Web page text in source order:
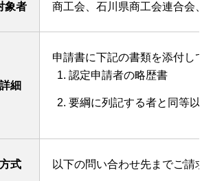
象者 商工会、石川県商工会連合会、
細
申請書に下記の書類を添付して
認定申請者の略歴書
要綱に列記する者と同等以
式 以下の問い合わせ先までご請求